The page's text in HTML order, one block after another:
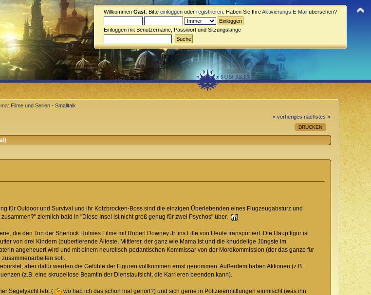
Willkommen Gast . Bitte einloggen oder registrieren . Haben Sie IhreAktivierungs E-Mail übersehen?
Einloggen mit Benutzername, Passwort und Sitzungslänge
Filme und Serien - Smalltalk
« vorheriges nächstes »
DRUCKEN
für Outdoor und Survival und ihr Kotzbrocken-Boss sind die einzigen Überlebenden eines Flugzeugabsturz und
ziemlich bald in "Diese Insel ist nicht groß genug für zwei Psychos" über.
die den Ton der Sherlock Holmes Filme mit Robert Downey Jr. ins Lille von Heute transportiert. Die Hauptfigur ist
von drei Kindern (pubertierende Älteste, Mittlerer, der ganz wie Mama ist und die knuddelige Jüngste im
angeheuert wird und mit einem neurotisch-pedantischen Kommissar von der Mordkommission (der das ganze für
soll.
aber dafür werden die Gefühle der Figuren vollkommen ernst genommen. Außerdem haben Aktionen (z.B.
(z.B. eine skrupellose Beamtin der Dienstaufsicht, die Karrieren beenden kann).
Segelyacht lebt (
wo hab ich das schon mal gehört?) und sich gerne in Polizeiermittlungen einmischt (was ihn